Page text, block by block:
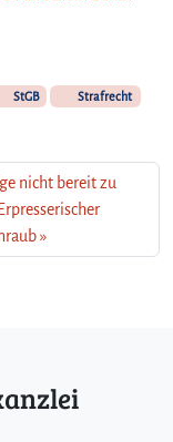
StGB
Strafrecht
nicht bereit zu